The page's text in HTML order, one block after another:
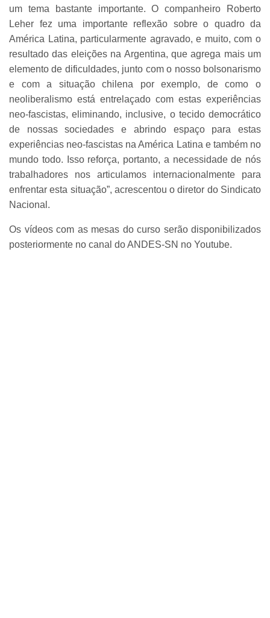
um tema bastante importante. O companheiro Roberto
Leher fez uma importante reflexão sobre o quadro da
América Latina, particularmente agravado, e muito, com o
resultado das eleições na Argentina, que agrega mais um
elemento de dificuldades, junto com o nosso bolsonarismo
e com a situação chilena por exemplo, de como o
neoliberalismo está entrelaçado com estas experiências
neo-fascistas, eliminando, inclusive, o tecido democrático
de nossas sociedades e abrindo espaço para estas
experiências neo-fascistas na América Latina e também no
mundo todo. Isso reforça, portanto, a necessidade de nós
trabalhadores nos articulamos internacionalmente para
enfrentar esta situação”, acrescentou o diretor do Sindicato
Nacional.
Os vídeos com as mesas do curso serão disponibilizados
posteriormente no canal do ANDES-SN no Youtube.